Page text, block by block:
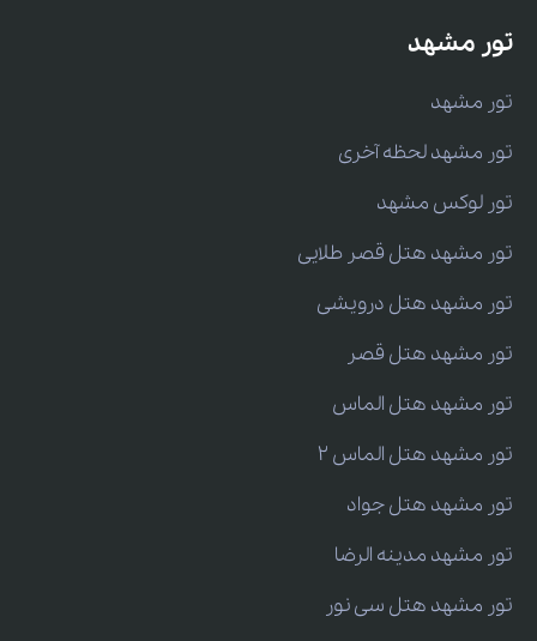
تور مشهد
تور مشهد
تور مشهد لحظه آخری
تور لوکس مشهد
تور مشهد هتل قصر طلایی
تور مشهد هتل درویشی
تور مشهد هتل قصر
تور مشهد هتل الماس
تور مشهد هتل الماس 2
تور مشهد هتل جواد
تور مشهد مدینه الرضا
تور مشهد هتل سی نور